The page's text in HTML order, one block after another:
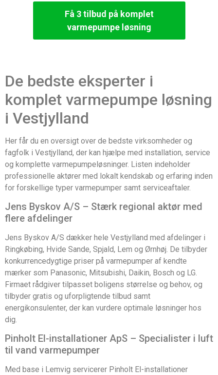
Få 3 tilbud på komplet
varmepumpe løsning
De bedste eksperter i
komplet varmepumpe løsning
i Vestjylland
Her får du en oversigt over de bedste virksomheder og
fagfolk i Vestjylland, der kan hjælpe med installation, service
og komplette varmepumpeløsninger. Listen indeholder
professionelle aktører med lokalt kendskab og erfaring inden
for forskellige typer varmepumper samt serviceaftaler.
Jens Byskov A/S – Stærk regional aktør med
flere afdelinger
Jens Byskov A/S dækker hele Vestjylland med afdelinger i
Ringkøbing, Hvide Sande, Spjald, Lem og Ørnhøj. De tilbyder
konkurrencedygtige priser på varmepumper af kendte
mærker som Panasonic, Mitsubishi, Daikin, Bosch og LG.
Firmaet rådgiver tilpasset boligens størrelse og behov, og
tilbyder gratis og uforpligtende tilbud samt
energikonsulenter, der kan vurdere optimale løsninger hos
dig.
Pinholt El-installationer ApS – Specialister i luft
til vand varmepumper
Med base i Lemvig servicerer Pinholt El-installationer